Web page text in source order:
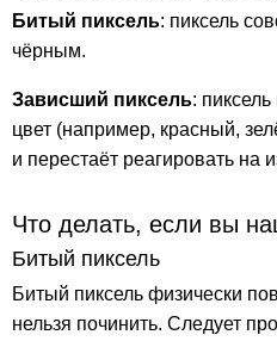
Битый пиксель: пиксель
чёрным.
Зависший пиксель:
цвет (например, красный,
и перестаёт реагировать на
Что делать, если вы
Битый пиксель
Битый пиксель физически
нельзя починить. Следует